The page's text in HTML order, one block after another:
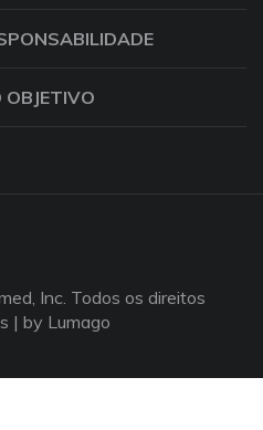
OBJETIVO
Inc. Todos os direitos
| by Lumago